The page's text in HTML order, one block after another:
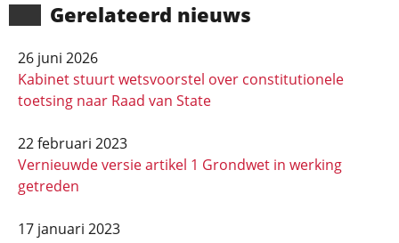
Gerela­teerd nieuws
26 juni 2026
Kabinet stuurt wetsvoorstel over constitutionele
toetsing naar Raad van State
22 februari 2023
Vernieuwde versie artikel 1 Grondwet in werking
getreden
17 januari 2023